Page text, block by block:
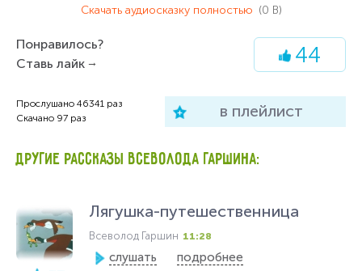
Скачать аудиосказку полностью (0 B)
Понравилось?
Ставь лайк
44
Прослушано 46341 раз
Скачано 97 раз в плейлист
ДРУГИЕ РАССКАЗЫ ВСЕВОЛОДА ГАРШИНА:
Лягушка-путешественница
Всеволод Гаршин 11:28
слушать подробнее